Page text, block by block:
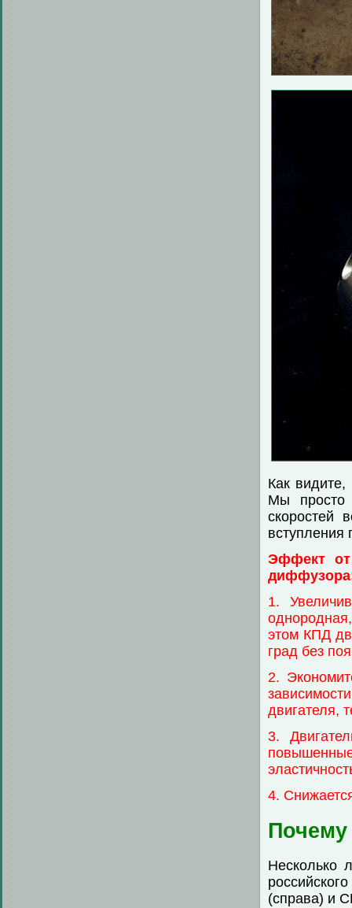
Как
Мы просто
скоростей
вступления
Эффект от
1.
этом КПД
град без
2.
двигателя,
3.
4.
Почему
Несколько
(справа) и